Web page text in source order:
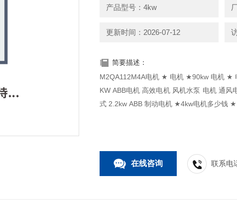
产品型号：4kw
更新时间：2026-07-12
简要描述：
M2QA112M4A电机 ★ 电机 ★90kw 电机 ★ 电机 电机 电机 ABB无火花电机 1.5
KW ABB电机 高效电机 风机水泵 电机 通
式 2.2kw ABB 制动电机 ★4kw电机多少钱 ★
在线咨询 联系电